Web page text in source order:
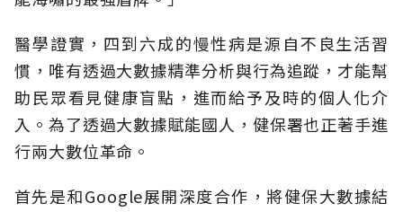
醫學證實，四到六成的慢性病是源自不良生活習
慣，唯有透過大數據精準分析與行為追蹤，才能幫
助民眾看見健康盲點，進而給予及時的個人化介
入。為了透過大數據賦能國人，健保署也正著手進
行兩大數位革命。
首先是和Google展開深度合作，將健保大數據結